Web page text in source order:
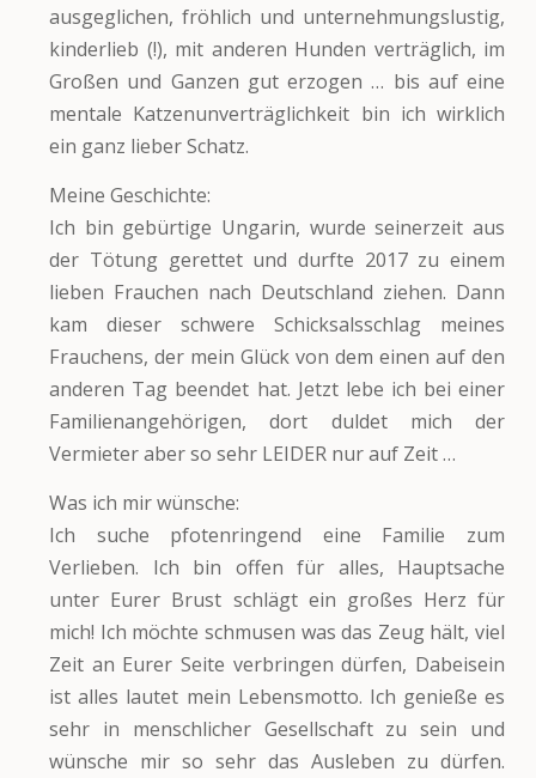
ausgeglichen, fröhlich und unternehmungslustig,
kinderlieb (!), mit anderen Hunden verträglich, im
Großen und Ganzen gut erzogen … bis auf eine
mentale Katzenunverträglichkeit bin ich wirklich
ein ganz lieber Schatz.
Meine Geschichte:
Ich bin gebürtige Ungarin, wurde seinerzeit aus
der Tötung gerettet und durfte 2017 zu einem
lieben Frauchen nach Deutschland ziehen. Dann
kam dieser schwere Schicksalsschlag meines
Frauchens, der mein Glück von dem einen auf den
anderen Tag beendet hat. Jetzt lebe ich bei einer
Familienangehörigen, dort duldet mich der
Vermieter aber so sehr LEIDER nur auf Zeit …
Was ich mir wünsche:
Ich suche pfotenringend eine Familie zum
Verlieben. Ich bin offen für alles, Hauptsache
unter Eurer Brust schlägt ein großes Herz für
mich! Ich möchte schmusen was das Zeug hält, viel
Zeit an Eurer Seite verbringen dürfen, Dabeisein
ist alles lautet mein Lebensmotto. Ich genieße es
sehr in menschlicher Gesellschaft zu sein und
wünsche mir so sehr das Ausleben zu dürfen.